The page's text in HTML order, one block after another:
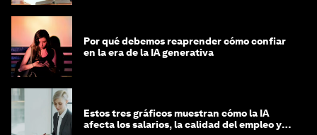
Por qué debemos reaprender cómo confiar
en la era de la IA generativa
Estos tres gráficos muestran cómo la IA
afecta los salarios, la calidad del empleo y